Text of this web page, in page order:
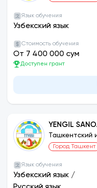
Язык обучения
Узбекский язык
Стоимость обучения
От 7 400 000 сум
Доступен грант
YENGIL
Ташкентский
Город Ташкент
Язык обучения
Узбекский язык /